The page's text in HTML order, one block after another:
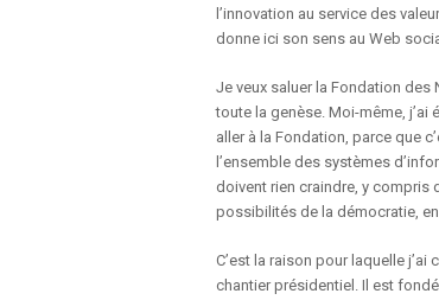
l’innovation au service des
donne ici son sens au Web
Je veux saluer la Fondation des
toute la genèse. Moi-même, j’ai
aller à la Fondation, parce que
l’ensemble des systèmes
doivent rien craindre, y compris
possibilités de la démocratie,
C’est la raison pour laquelle
chantier présidentiel. Il est